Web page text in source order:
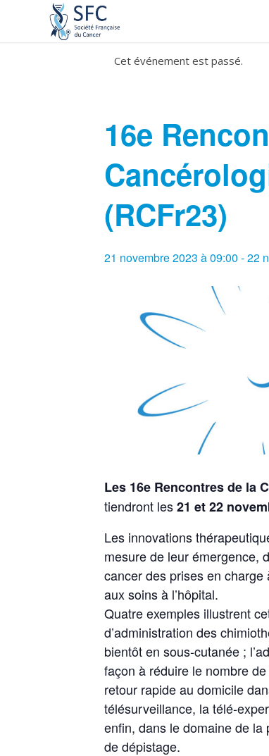
Cet événement est passé.
16e
(RCFr23)
21 novembre 2023 à 09:00 -22
Les 16e Rencontres de la
tiendront les21 et 22
Les innovations
mesure de leur émergence,
cancer des prises en
aux soins à l’hôpital.
Quatre exemples illustrent
d’administration des
bientôt en sous-cutanée ;
façon à réduire le nombre
retour rapide au domicile
télésurveillance, la télé-
enfin, dans le domaine de la
de dépistage.